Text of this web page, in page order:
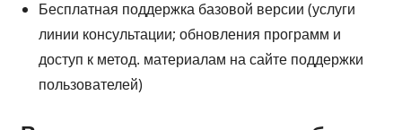
Бесплатная поддержка базовой версии (услуги
линии консультации; обновления программ и
доступ к метод. материалам на сайте поддержки
пользователей)